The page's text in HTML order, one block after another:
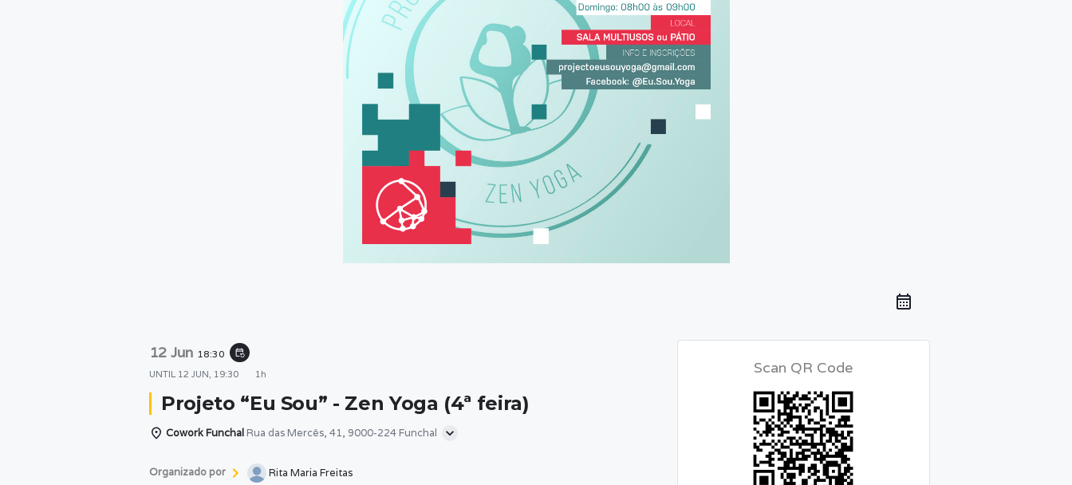
12 Jun 18:30 event_repeat
UNTIL 12 JUN, 19:30 1h
Projeto “Eu Sou” - Zen Yoga (4ª feira)
Cowork Funchal Rua das Mercês, 41, 9000-224 Funchal
Organizado por Rita Maria Freitas
Scan QR Code